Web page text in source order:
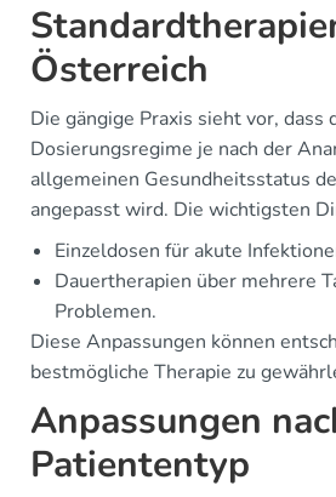
Österreich
Die gängige Praxis sieht vor, dass
Dosierungsregime je nach der
allgemeinen Gesundheitsstatus
angepasst wird. Die wichtigsten
Einzeldosen für akute
Dauertherapien über mehrere
Problemen.
Diese Anpassungen können
bestmögliche Therapie zu
Anpassungen
Patiententyp